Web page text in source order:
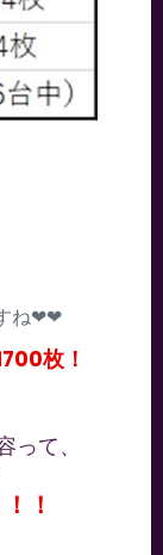
ね❤❤
枚！
て、
！